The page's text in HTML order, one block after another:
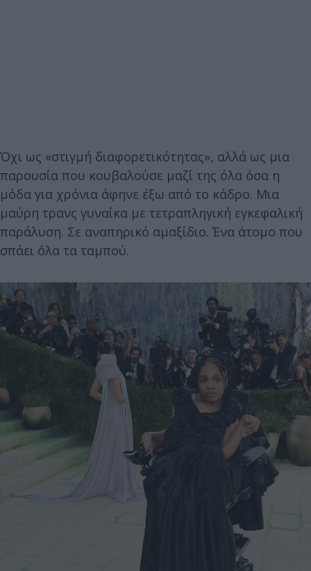
Όχι ως «στιγμή διαφορετικότητας», αλλά ως μια
παρουσία που κουβαλούσε μαζί της όλα όσα η
μόδα για χρόνια άφηνε έξω από το κάδρο. Μια
μαύρη τρανς γυναίκα με τετραπληγική εγκεφαλική
παράλυση. Σε αναπηρικό αμαξίδιο. Ένα άτομο που
σπάει όλα τα ταμπού.